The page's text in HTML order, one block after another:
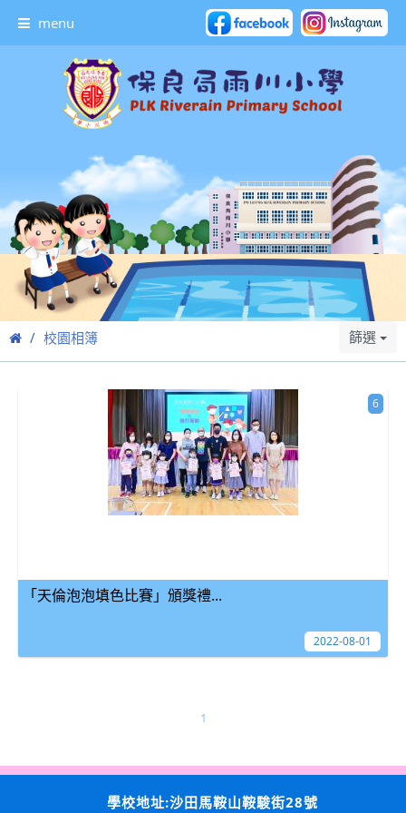
menu
校園相簿 篩選
「天倫泡泡填色比賽」頒獎禮...
6
2022-08-01
1
學校地址:沙田馬鞍山鞍駿街28號